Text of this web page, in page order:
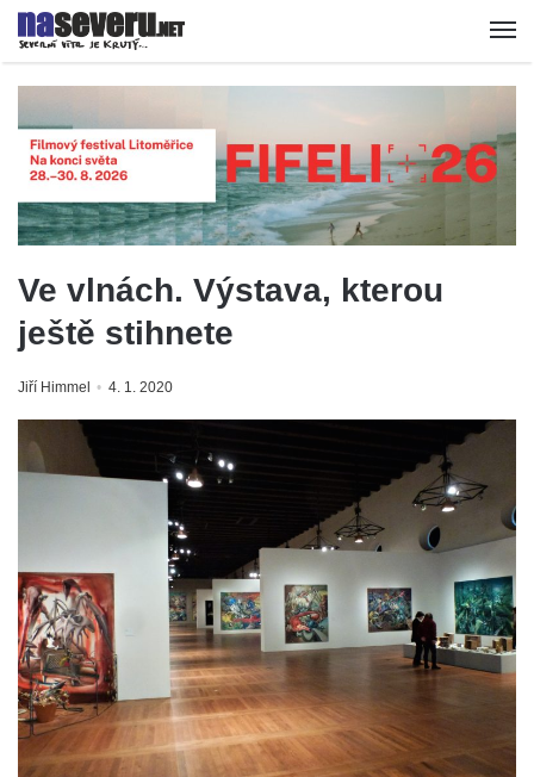
Ve vlnách. Výstava, kterou
ještě stihnete
Jiří Himmel 4. 1. 2020